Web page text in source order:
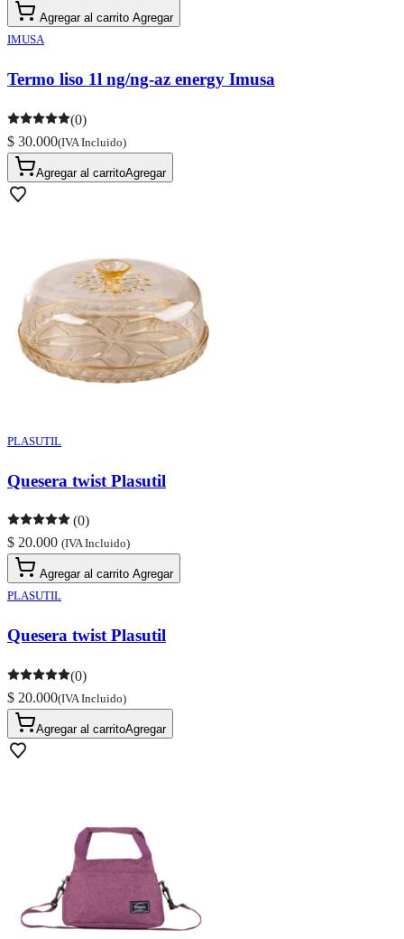
Agregar al carrito Agregar
IMUSA
Termo liso 1l ng/ng-az energy Imusa
(0)
$ 30.000(IVA Incluido)
Agregar al carritoAgregar
PLASUTIL
Quesera twist Plasutil
(0)
$ 20.000 (IVA Incluido)
Agregar al carrito Agregar
PLASUTIL
Quesera twist Plasutil
(0)
$ 20.000(IVA Incluido)
Agregar al carritoAgregar